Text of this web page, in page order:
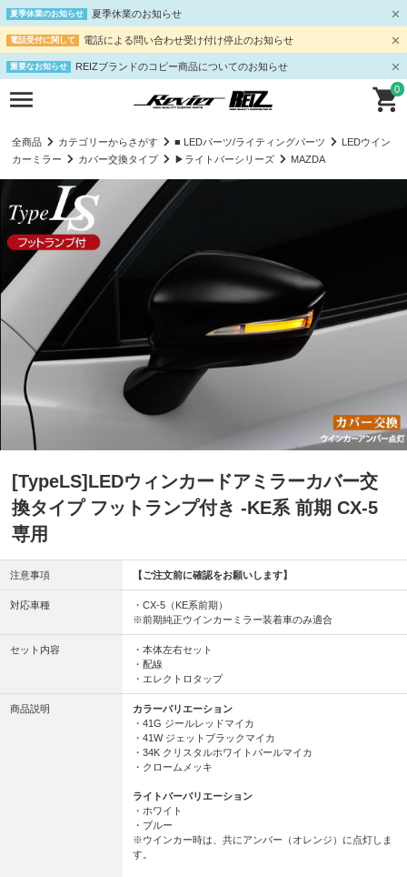
夏季休業のお知らせ 夏季休業のお知らせ
電話受付に関して 電話による問い合わせ受け付け停止のお知らせ
重要なお知らせ REIZブランドのコピー商品についてのお知らせ
0
全商品 カテゴリーからさがす ■ LEDパーツ/ライティングパーツ
LEDウイン
カーミラー
カバー交換タイプ ▶ライトバーシリーズ MAZDA
[TypeLS]LEDウィンカードアミラーカバー交
換タイプ フットランプ付き -KE系 前期 CX-5
専用
注意事項 【ご注文前に確認をお願いします】
対応車種
・CX-5（KE系前期）
※前期純正ウインカーミラー装着車のみ適合
セット内容
・本体左右セット
・配線
・エレクトロタップ
商品説明
カラーバリエーション
・41G ジールレッドマイカ
・41W ジェットブラックマイカ
・34K クリスタルホワイトパールマイカ
・クロームメッキ
ライトバーバリエーション
・ホワイト
・ブルー
※ウインカー時は、共にアンバー（オレンジ）に点灯しま
す。